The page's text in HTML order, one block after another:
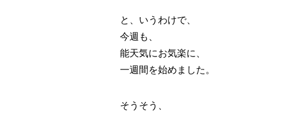
と、いうわけで、
今週も、
能天気にお気楽に、
一週間を始めました。
そうそう、